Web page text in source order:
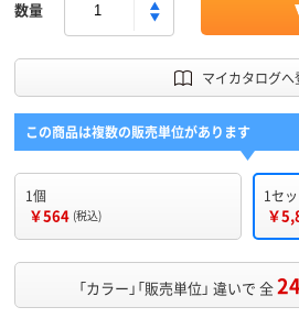
数量
マイカタログへ
この商品は複数の販売単位があります
1個
￥564 (税込)
1セッ
￥
「カラー」「販売単位」 違いで 全